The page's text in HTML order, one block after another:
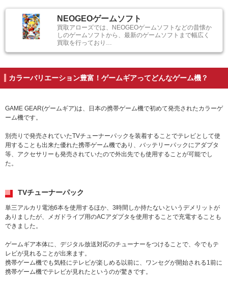
NEOGEOゲームソフト
買取アローズでは、NEOGEOゲームソフトなどの昔懐か
しのゲームソフトから、最新のゲームソフトまで幅広く
買取を行っており…
カラーバリエーション豊富！ゲームギアってどんなゲーム機？
GAME GEAR(ゲームギア)は、日本の携帯ゲーム機で初めて発売されたカラーゲ
ーム機です。
別売りで発売されていたTVチューナーパックを装着することでテレビとして使
用することも出来た優れた携帯ゲーム機であり、バッテリーパックにアダプタ
等、アクセサリーも発売されていたので外出先でも使用することが可能でし
た。
TVチューナーパック
単三アルカリ電池6本を使用するほか、3時間しか持たないというデメリットが
ありましたが、メガドライブ用のACアダプタを使用することで充電することも
できました。
ゲームギア本体に、デジタル放送対応のチューナーをつけることで、今でもテ
レビが見れることが出来ます。
携帯ゲーム機でも気軽にテレビが楽しめる以前に、ワンセグが開始される1前に
携帯ゲーム機でテレビが見れたというのが驚きです。